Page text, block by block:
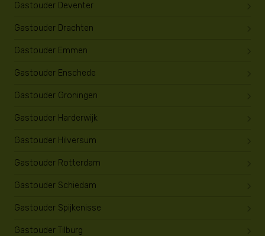
Gastouder Deventer
Gastouder Drachten
Gastouder Emmen
Gastouder Enschede
Gastouder Groningen
Gastouder Harderwijk
Gastouder Hilversum
Gastouder Rotterdam
Gastouder Schiedam
Gastouder Spijkenisse
Gastouder Tilburg